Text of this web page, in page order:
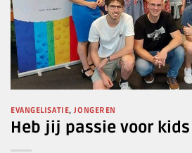
EVANGELISATIE,JONGEREN
Heb jij passie voor kids